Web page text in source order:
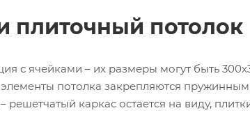
плиточный потолок
с ячейками – их размеры могут быть
потолка закрепляются
каркас остается на виду,